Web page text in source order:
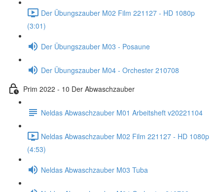
Der Übungszauber M02 Film 221127 - HD 1080p
(3:01)
Der Übungszauber M03 - Posaune
Der Übungszauber M04 - Orchester 210708
Prim 2022 - 10 Der Abwaschzauber
Neldas Abwaschzauber M01 Arbeitsheft v20221104
Neldas Abwaschzauber M02 Film 221127 - HD 1080p
(4:53)
Neldas Abwaschzauber M03 Tuba